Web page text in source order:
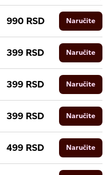
990 RSD Naručite
399 RSD Naručite
399 RSD Naručite
399 RSD Naručite
499 RSD Naručite